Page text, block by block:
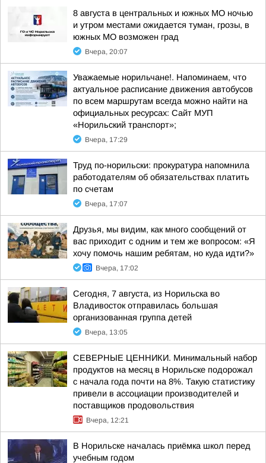
8 августа в центральных и южных МО ночью
и утром местами ожидается туман, грозы, в
южных МО возможен град
Вчера, 20:07
Уважаемые норильчане!. Напоминаем, что
актуальное расписание движения автобусов
по всем маршрутам всегда можно найти на
официальных ресурсах: Сайт МУП
«Норильский транспорт»;
Вчера, 17:29
Труд по-норильски: прокуратура напомнила
работодателям об обязательствах платить
по счетам
Вчера, 17:07
Друзья, мы видим, как много сообщений от
вас приходит с одним и тем же вопросом: «Я
хочу помочь нашим ребятам, но куда идти?»
Вчера, 17:02
Сегодня, 7 августа, из Норильска во
Владивосток отправилась большая
организованная группа детей
Вчера, 13:05
СЕВЕРНЫЕ ЦЕННИКИ. Минимальный набор
продуктов на месяц в Норильске подорожал
с начала года почти на 8%. Такую статистику
привели в ассоциации производителей и
поставщиков продовольствия
Вчера, 12:21
В Норильске началась приёмка школ перед
учебным годом